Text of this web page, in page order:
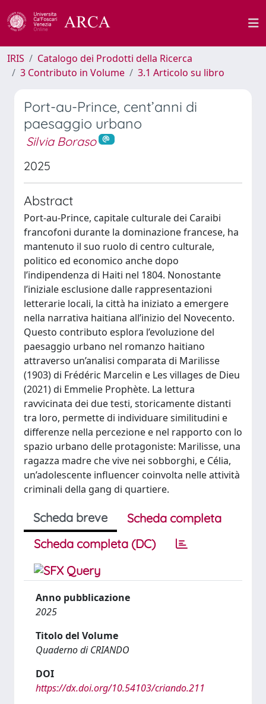
IRIS
Catalogo dei Prodotti della Ricerca
3 Contributo in Volume
3.1 Articolo su libro
Port-au-Prince, cent’anni di
paesaggio urbano
Silvia Boraso
2025
Abstract
Port-au-Prince, capitale culturale dei Caraibi
francofoni durante la dominazione francese, ha
mantenuto il suo ruolo di centro culturale,
politico ed economico anche dopo
l’indipendenza di Haiti nel 1804. Nonostante
l’iniziale esclusione dalle rappresentazioni
letterarie locali, la città ha iniziato a emergere
nella narrativa haitiana all’inizio del Novecento.
Questo contributo esplora l’evoluzione del
paesaggio urbano nel romanzo haitiano
attraverso un’analisi comparata di Marilisse
(1903) di Frédéric Marcelin e Les villages de Dieu
(2021) di Emmelie Prophète. La lettura
ravvicinata dei due testi, storicamente distanti
tra loro, permette di individuare similitudini e
differenze nella percezione e nel rapporto con lo
spazio urbano delle protagoniste: Marilisse, una
ragazza madre che vive nei sobborghi, e Célia,
un’adolescente influencer coinvolta nelle attività
criminali della gang di quartiere.
Scheda breve
Scheda completa
Scheda completa (DC)
Anno pubblicazione
2025
Titolo del Volume
Quaderno di CRIANDO
DOI
https://dx.doi.org/10.54103/criando.211